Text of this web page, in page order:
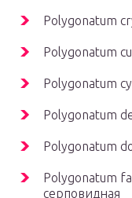
Polygonatum
Polygonatum
Polygonatum
Polygonatum
Polygonatum
Polygonatum
серповидная